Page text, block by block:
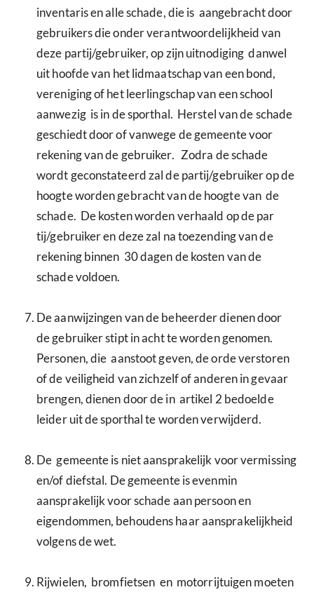
inventaris en alle schade, die is aangebracht door
gebruikers die onder verantwoordelijkheid van
deze partij/gebruiker, op zijn uitnodiging danwel
uit hoofde van het lidmaatschap van een bond,
vereniging of het leerlingschap van een school
aanwezig is in de sporthal. Herstel van de schade
geschiedt door of vanwege de gemeente voor
rekening van de gebruiker. Zodra de schade
wordt geconstateerd zal de partij/gebruiker op de
hoogte worden gebracht van de hoogte van de
schade. De kosten worden verhaald op de par
tij/gebruiker en deze zal na toezending van de
rekening binnen 30 dagen de kosten van de
schade voldoen.
De aanwijzingen van de beheerder dienen door
de gebruiker stipt in acht te worden genomen.
Personen, die aanstoot geven, de orde verstoren
of de veiligheid van zichzelf of anderen in gevaar
brengen, dienen door de in artikel 2 bedoelde
leider uit de sporthal te worden verwijderd.
De gemeente is niet aansprakelijk voor vermissing
en/of diefstal. De gemeente is evenmin
aansprakelijk voor schade aan persoon en
eigendommen, behoudens haar aansprakelijkheid
volgens de wet.
Rijwielen, bromfietsen en motorrijtuigen moeten